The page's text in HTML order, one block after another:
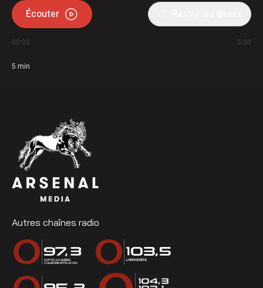
Écouter
00:00 5:00
5 min
Autres chaînes radio